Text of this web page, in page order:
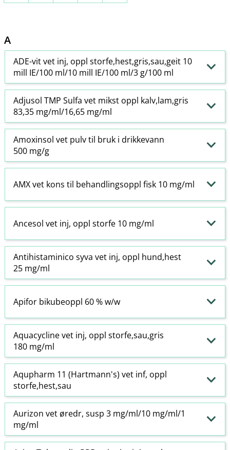
A
ADE-vit vet inj, oppl storfe,hest,gris,sau,geit 10
mill IE/100 ml/10 mill IE/100 ml/3 g/100 ml
Adjusol TMP Sulfa vet mikst oppl kalv,lam,gris
83,35 mg/ml/16,65 mg/ml
Amoxinsol vet pulv til bruk i drikkevann
500 mg/g
AMX vet kons til behandlingsoppl fisk 10 mg/ml
Ancesol vet inj, oppl storfe 10 mg/ml
Antihistaminico syva vet inj, oppl hund,hest
25 mg/ml
Apifor bikubeoppl 60 % w​/​w
Aquacycline vet inj, oppl storfe,sau,gris
180 mg/ml
Aqupharm 11 (Hartmann's) vet inf, oppl
storfe,hest,sau
Aurizon vet øredr, susp 3 mg/ml/10 mg/ml/1
mg/ml